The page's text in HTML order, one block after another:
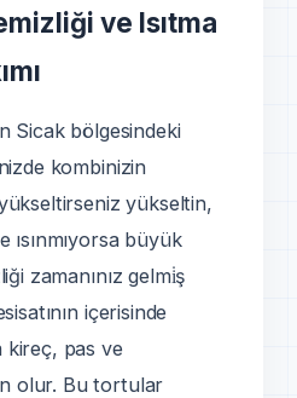
ve Isıtma
Sicak bölgesindeki
kombinizin
yükseltin,
büyük
zamanınız gelmi̇ş
içerisinde
kireç, pas ve
olur. Bu tortular